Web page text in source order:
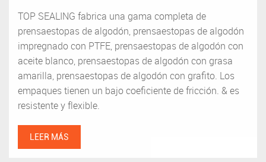
TOP SEALING fabrica una gama completa de
prensaestopas de algodón, prensaestopas de algodón
impregnado con PTFE, prensaestopas de algodón con
aceite blanco, prensaestopas de algodón con grasa
amarilla, prensaestopas de algodón con grafito. Los
empaques tienen un bajo coeficiente de fricción. & es
resistente y flexible.
LEER MÁS